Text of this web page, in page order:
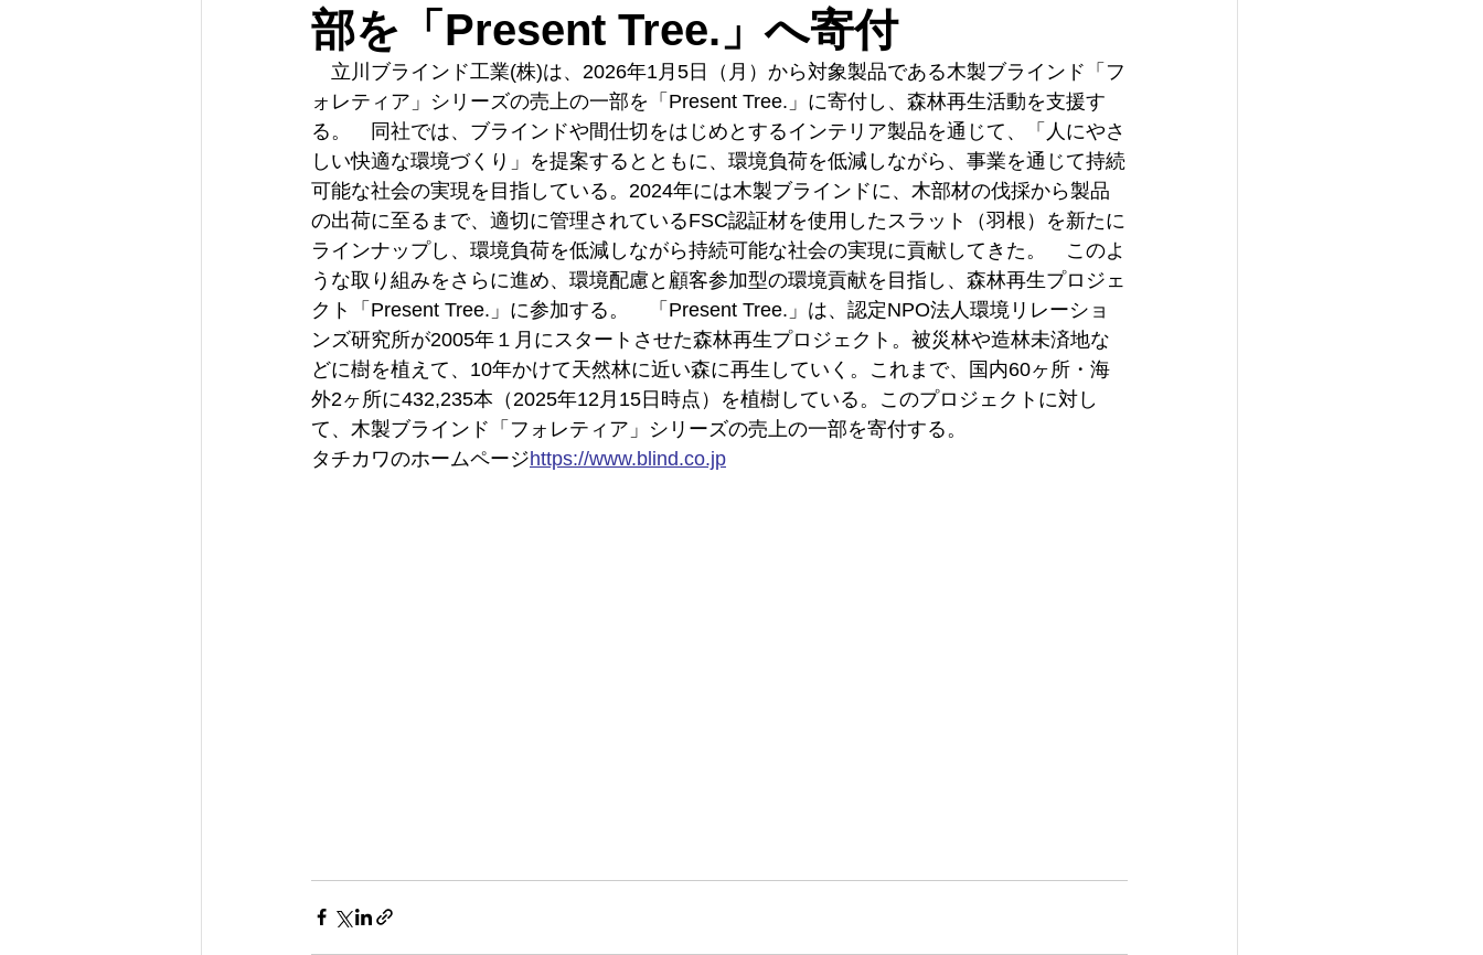
部を「Present Tree.」へ寄付
立川ブラインド工業(株)は、2026年1月5日（月）から対象製品である木製ブラインド「フ
ォレティア」シリーズの売上の一部を「Present Tree.」に寄付し、森林再生活動を支援す
る。　同社では、ブラインドや間仕切をはじめとするインテリア製品を通じて、「人にやさ
しい快適な環境づくり」を提案するとともに、環境負荷を低減しながら、事業を通じて持続
可能な社会の実現を目指している。2024年には木製ブラインドに、木部材の伐採から製品
の出荷に至るまで、適切に管理されているFSC認証材を使用したスラット（羽根）を新たに
ラインナップし、環境負荷を低減しながら持続可能な社会の実現に貢献してきた。　このよ
うな取り組みをさらに進め、環境配慮と顧客参加型の環境貢献を目指し、森林再生プロジェ
クト「Present Tree.」に参加する。　「Present Tree.」は、認定NPO法人環境リレーショ
ンズ研究所が2005年１月にスタートさせた森林再生プロジェクト。被災林や造林未済地な
どに樹を植えて、10年かけて天然林に近い森に再生していく。これまで、国内60ヶ所・海
外2ヶ所に432,235本（2025年12月15日時点）を植樹している。このプロジェクトに対し
て、木製ブラインド「フォレティア」シリーズの売上の一部を寄付する。
タチカワのホームページhttps://www.blind.co.jp